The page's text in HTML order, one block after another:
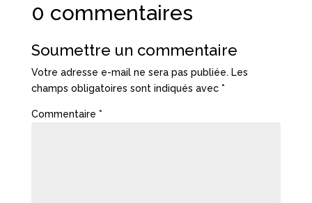
0 commentaires
Soumettre un commentaire
Votre adresse e-mail ne sera pas publiée. Les
champs obligatoires sont indiqués avec *
Commentaire *